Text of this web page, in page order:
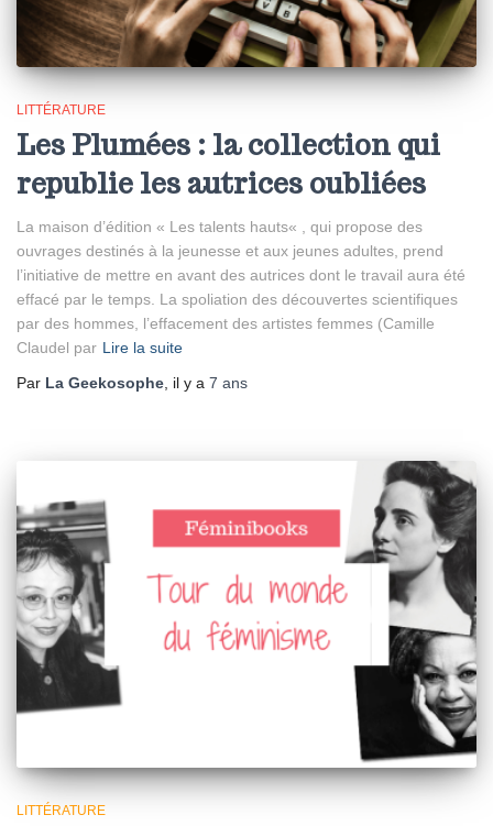
LITTÉRATURE
Les Plumées : la collection qui
republie les autrices oubliées
La maison d’édition « Les talents hauts« , qui propose des
ouvrages destinés à la jeunesse et aux jeunes adultes, prend
l’initiative de mettre en avant des autrices dont le travail aura été
effacé par le temps. La spoliation des découvertes scientifiques
par des hommes, l’effacement des artistes femmes (Camille
Claudel par Lire la suite
Par La Geekosophe , il y a 7 ans
LITTÉRATURE